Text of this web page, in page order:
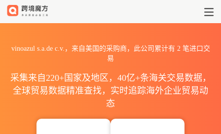
vinoazul s.a.de c.v.，来自美国的采购商，此公司累计有 2笔进口交
易
采集来自220+国家及地区，40亿+条海关交易数据，
全球贸易数据精准查找，实时追踪海外企业贸易动
态